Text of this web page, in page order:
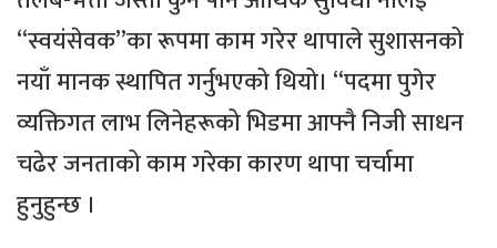
“स्वयंसेवक”का रूपमा काम गरेर थापाले सुशासनको
नयाँ मानक स्थापित गर्नुभएको थियो। “पदमा पुगेर
व्यक्तिगत लाभ लिनेहरूको भिडमा आफ्नै निजी साधन
चढेर जनताको काम गरेका कारण थापा चर्चामा
हुनुहुन्छ ।